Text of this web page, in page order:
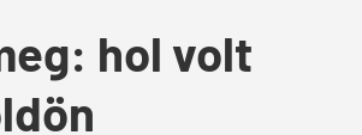
hol volt